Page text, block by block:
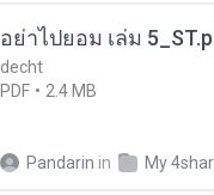
อย่าไปยอม เล่ม
decht
PDF
2.4 MB
Pandarin in My